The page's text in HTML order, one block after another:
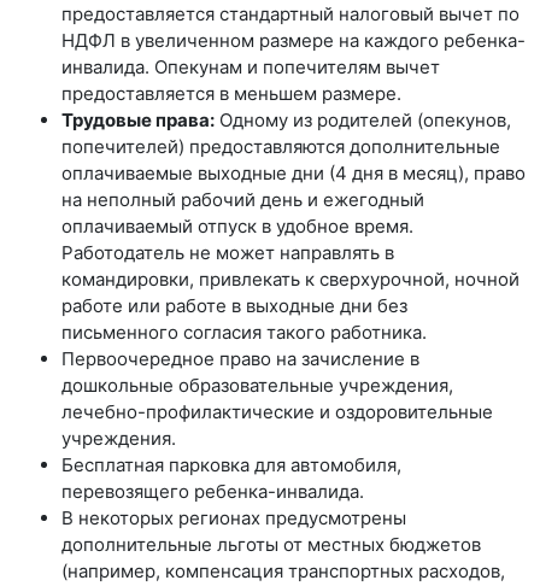
предоставляется стандартный налоговый вычет по
НДФЛ в увеличенном размере на каждого ребенка-
инвалида. Опекунам и попечителям вычет
предоставляется в меньшем размере.
Трудовые права: Одному из родителей (опекунов,
попечителей) предоставляются дополнительные
оплачиваемые выходные дни (4 дня в месяц), право
на неполный рабочий день и ежегодный
оплачиваемый отпуск в удобное время.
Работодатель не может направлять в
командировки, привлекать к сверхурочной, ночной
работе или работе в выходные дни без
письменного согласия такого работника.
Первоочередное право на зачисление в
дошкольные образовательные учреждения,
лечебно-профилактические и оздоровительные
учреждения.
Бесплатная парковка для автомобиля,
перевозящего ребенка-инвалида.
В некоторых регионах предусмотрены
дополнительные льготы от местных бюджетов
(например, компенсация транспортных расходов,